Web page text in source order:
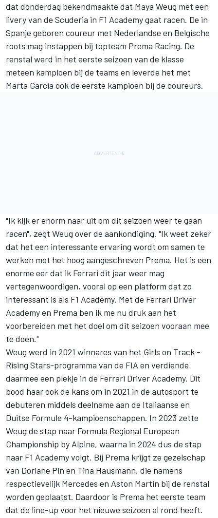
dat donderdag bekendmaakte dat Maya Weug met een
livery van de Scuderia in F1 Academy gaat racen. De in
Spanje geboren coureur met Nederlandse en Belgische
roots mag instappen bij topteam Prema Racing. De
renstal werd in het eerste seizoen van de klasse
meteen kampioen bij de teams en leverde het met
Marta Garcia ook de eerste kampioen bij de coureurs.
"Ik kijk er enorm naar uit om dit seizoen weer te gaan
racen", zegt Weug over de aankondiging. "Ik weet zeker
dat het een interessante ervaring wordt om samen te
werken met het hoog aangeschreven Prema. Het is een
enorme eer dat ik Ferrari dit jaar weer mag
vertegenwoordigen, vooral op een platform dat zo
interessant is als F1 Academy. Met de Ferrari Driver
Academy en Prema ben ik me nu druk aan het
voorbereiden met het doel om dit seizoen vooraan mee
te doen."
Weug werd in 2021 winnares van het Girls on Track -
Rising Stars-programma van de FIA en verdiende
daarmee een plekje in de Ferrari Driver Academy. Dit
bood haar ook de kans om in 2021 in de autosport te
debuteren middels deelname aan de Italiaanse en
Duitse Formule 4-kampioenschappen. In 2023 zette
Weug de stap naar Formula Regional European
Championship by Alpine, waarna in 2024 dus de stap
naar F1 Academy volgt. Bij Prema krijgt ze gezelschap
van Doriane Pin en Tina Hausmann, die namens
respectievelijk Mercedes en Aston Martin bij de renstal
worden geplaatst. Daardoor is Prema het eerste team
dat de line-up voor het nieuwe seizoen al rond heeft.